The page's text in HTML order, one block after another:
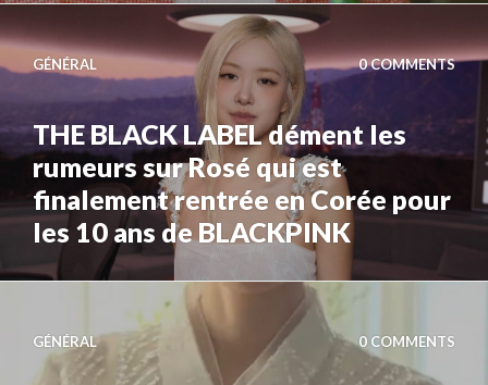
GÉNÉRAL 0 COMMENTS
THE BLACK LABEL dément les
rumeurs sur Rosé qui est
finalement rentrée en Corée pour
les 10 ans de BLACKPINK
GÉNÉRAL 0 COMMENTS